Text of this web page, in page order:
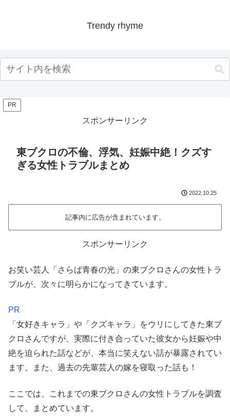
Trendy rhyme
PR
スポンサーリンク
東ブクロの不倫、浮気、妊娠中絶！クズす
ぎる女性トラブルまとめ
2022.10.25
記事内に広告が含まれています。
スポンサーリンク
お笑い芸人「さらば青春の光」の東ブクロさんの女性トラ
ブルが、次々に明らかになってきています。
PR
「女好きキャラ」や「クズキャラ」をウリにしてきた東ブ
クロさんですが、実際に付き合っていた彼女から妊娠や中
絶を迫られた話などが、本当に笑えない話が暴露されてい
ます。また、過去の先輩芸人の嫁を寝取った話も！
ここでは、これまでの東ブクロさんの女性トラブルを調査
して、まとめています。